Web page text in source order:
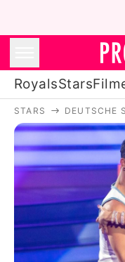
RoyalsStars
STARS DEUTSCHE